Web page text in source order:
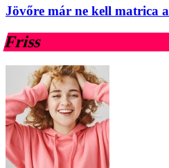
Jövőre már ne kell matrica
Friss